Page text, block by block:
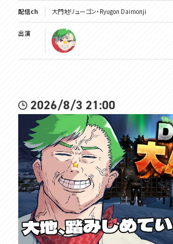
配信ch 大門地リューゴン・Ryugon Daimonji
出演
2026/8/3 21:00